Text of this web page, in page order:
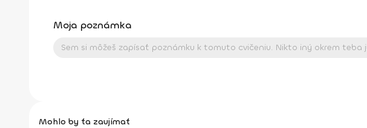
Moja poznámka
Mohlo by ťa zaujímať